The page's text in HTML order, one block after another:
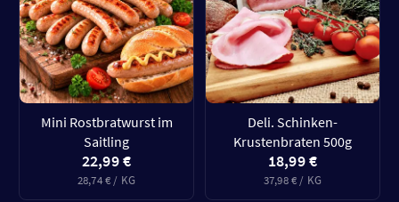
Mini Rostbratwurst im
Saitling
22,99 €
28,74 € / KG
Deli. Schinken-
Krustenbraten 500g
18,99 €
37,98 € / KG